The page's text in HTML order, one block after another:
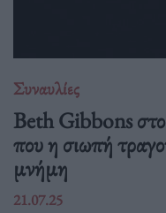
Συναυλίες
Beth Gibbons
που η σιωπή
μνήμη
21.07.25